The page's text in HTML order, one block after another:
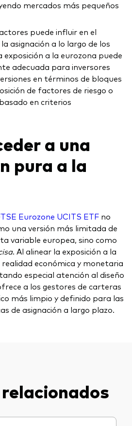
mercados más pequeños
puede influir en el
asignación a lo largo de los
exposición a la eurozona puede
adecuada para inversores
en términos de bloques
de factores de riesgo o
en criterios
a una
pura a la
Eurozone UCITS ETF no
una versión más limitada de
variable europea, sino como
. Al alinear la exposición a la
económica y monetaria
especial atención al diseño
a los gestores de carteras
más limpio y definido para las
de asignación a largo plazo.